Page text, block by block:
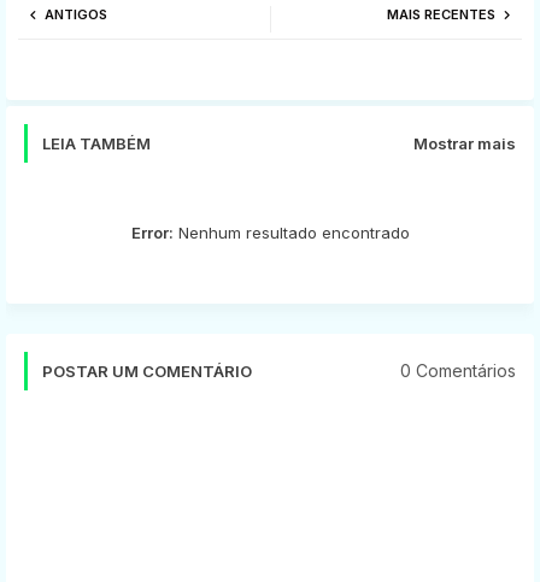
MAIS RECENTES
ANTIGOS
LEIA TAMBÉM Mostrar mais
Error: Nenhum resultado encontrado
POSTAR UM COMENTÁRIO 0 Comentários